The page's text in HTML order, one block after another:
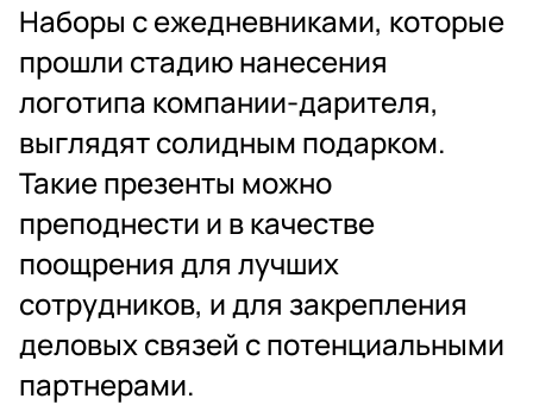
Наборы с ежедневниками, которые
прошли стадию нанесения
логотипа компании-дарителя,
выглядят солидным подарком.
Такие презенты можно
преподнести и в качестве
поощрения для лучших
сотрудников, и для закрепления
деловых связей с потенциальными
партнерами.